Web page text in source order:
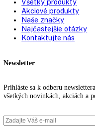
91
91,1
91,3
91,6
91,7
92
Filtrovanie podla
No products were found